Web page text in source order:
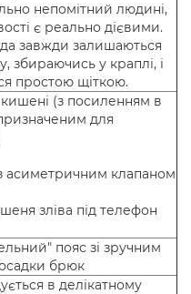
непомітний людині,
є реально дієвими.
завжди залишаються
збираючись у краплі, і
простою щіткою.
(з посиленням в
для
асиметричним клапаном
зліва під телефон
пояс зі зручним
брюк
в делікатному